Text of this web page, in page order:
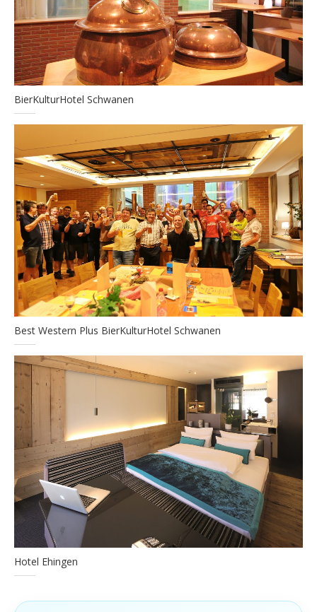
BierKulturHotel Schwanen
Best Western Plus BierKulturHotel Schwanen
Hotel Ehingen